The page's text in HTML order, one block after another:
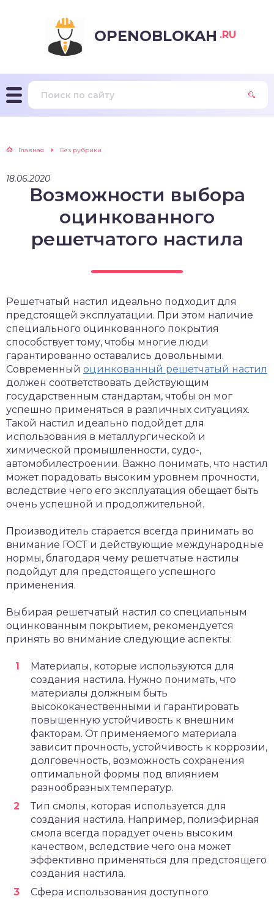
OPENOBLOKAH .RU
Главная Без рубрики
18.06.2020
Возможности выбора
оцинкованного
решетчатого настила
Решетчатый настил идеально подходит для
предстоящей эксплуатации. При этом наличие
специального оцинкованного покрытия
способствует тому, чтобы многие люди
гарантированно оставались довольными.
Современный оцинкованный решетчатый настил
должен соответствовать действующим
государственным стандартам, чтобы он мог
успешно применяться в различных ситуациях.
Такой настил идеально подойдет для
использования в металлургической и
химической промышленности, судо-,
автомобилестроении. Важно понимать, что настил
может порадовать высоким уровнем прочности,
вследствие чего его эксплуатация обещает быть
очень успешной и продолжительной.
Производитель старается всегда принимать во
внимание ГОСТ и действующие международные
нормы, благодаря чему решетчатые настилы
подойдут для предстоящего успешного
применения.
Выбирая решетчатый настил со специальным
оцинкованным покрытием, рекомендуется
принять во внимание следующие аспекты:
Материалы, которые используются для
создания настила. Нужно понимать, что
материалы должным быть
высококачественными и гарантировать
повышенную устойчивость к внешним
факторам. От применяемого материала
зависит прочность, устойчивость к коррозии,
долговечность, возможность сохранения
оптимальной формы под влиянием
разнообразных температур.
Тип смолы, которая используется для
создания настила. Например, полиэфирная
смола всегда порадует очень высоким
качеством, вследствие чего она может
эффективно применяться для предстоящего
создания настила.
Сфера использования доступного